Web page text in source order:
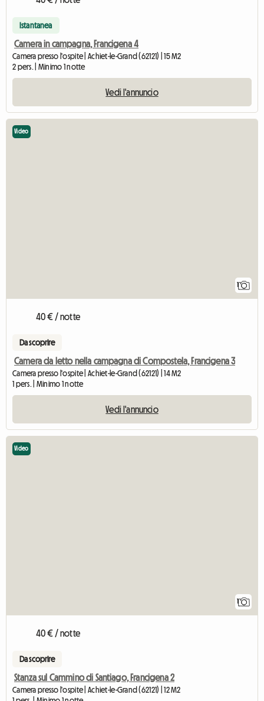
Istantanea
Camera in campagna, Francigena 4
Camera presso l'ospite | Achiet-le-Grand (62121) | 15 M2
2 pers. | Minimo 1 notte
Vedi l'annuncio
1
Video
40 € / notte
Da scoprire
Camera da letto nella campagna di Compostela, Francigena 3
Camera presso l'ospite | Achiet-le-Grand (62121) | 14 M2
1 pers. | Minimo 1 notte
Vedi l'annuncio
1
Video
40 € / notte
Da scoprire
Stanza sul Cammino di Santiago, Francigena 2
Camera presso l'ospite | Achiet-le-Grand (62121) | 12 M2